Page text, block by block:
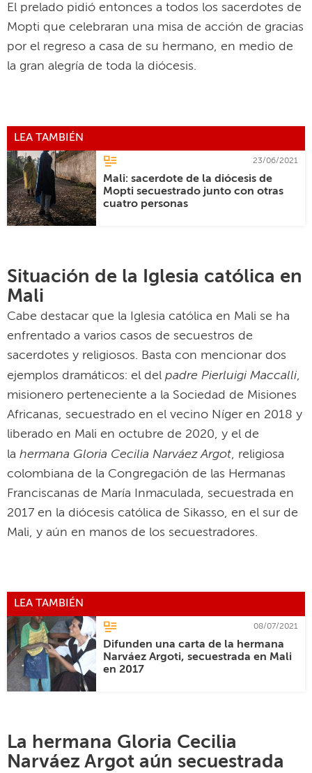
El prelado pidió entonces a todos los sacerdotes de
Mopti que celebraran una misa de acción de gracias
por el regreso a casa de su hermano, en medio de
la gran alegría de toda la diócesis.
LEA TAMBIÉN
23/06/2021
Mali: sacerdote de la diócesis de
Mopti secuestrado junto con otras
cuatro personas
Situación de la Iglesia católica en
Mali
Cabe destacar que la Iglesia católica en Mali se ha
enfrentado a varios casos de secuestros de
sacerdotes y religiosos. Basta con mencionar dos
ejemplos dramáticos: el del padre Pierluigi Maccalli,
misionero perteneciente a la Sociedad de Misiones
Africanas, secuestrado en el vecino Níger en 2018 y
liberado en Mali en octubre de 2020, y el de
la hermana Gloria Cecilia Narváez Argot, religiosa
colombiana de la Congregación de las Hermanas
Franciscanas de María Inmaculada, secuestrada en
2017 en la diócesis católica de Sikasso, en el sur de
Mali, y aún en manos de los secuestradores.
LEA TAMBIÉN
08/07/2021
Difunden una carta de la hermana
Narváez Argoti, secuestrada en Mali
en 2017
La hermana Gloria Cecilia
Narváez Argot aún secuestrada